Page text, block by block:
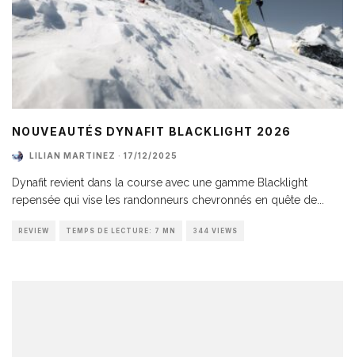
NOUVEAUTÉS DYNAFIT BLACKLIGHT 2026
LILIAN MARTINEZ · 17/12/2025
Dynafit revient dans la course avec une gamme Blacklight
repensée qui vise les randonneurs chevronnés en quête de
REVIEW TEMPS DE LECTURE: 7 MN 344 VIEWS